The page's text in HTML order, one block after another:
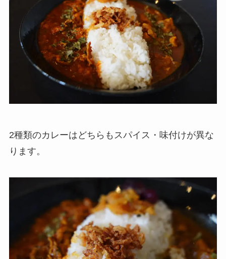
2種類のカレーはどちらもスパイス・味付けが異な
ります。